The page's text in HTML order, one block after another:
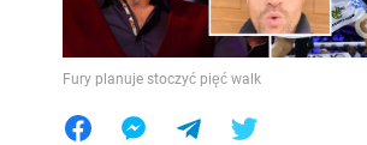
Fury planuje stoczyć pięć walk